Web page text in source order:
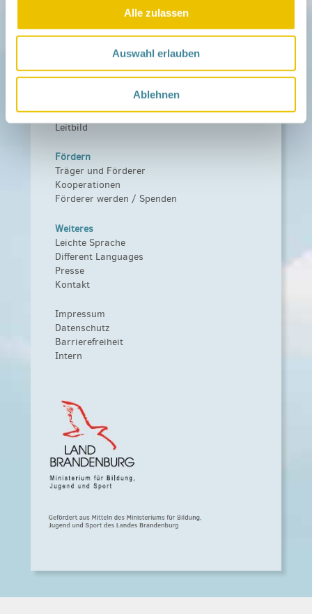
Alle zulassen
Auswahl erlauben
Ablehnen
Netzwerk-Nachrichten
Netzwerk
Das Familienhandbuch
Infopool
Leitbild
Fördern
Träger und Förderer
Kooperationen
Förderer werden / Spenden
Weiteres
Leichte Sprache
Different Languages
Presse
Kontakt
Impressum
Datenschutz
Barrierefreiheit
Intern